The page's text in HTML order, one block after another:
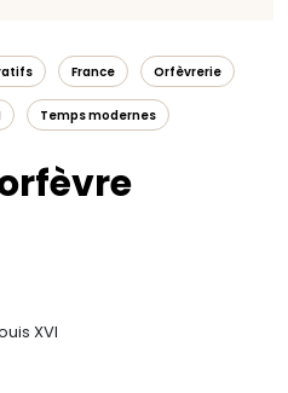
France Orfèvrerie
Temps modernes
XVI